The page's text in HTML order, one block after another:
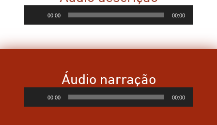
de
00:00 00:00
Áudio narração
de
00:00 00:00